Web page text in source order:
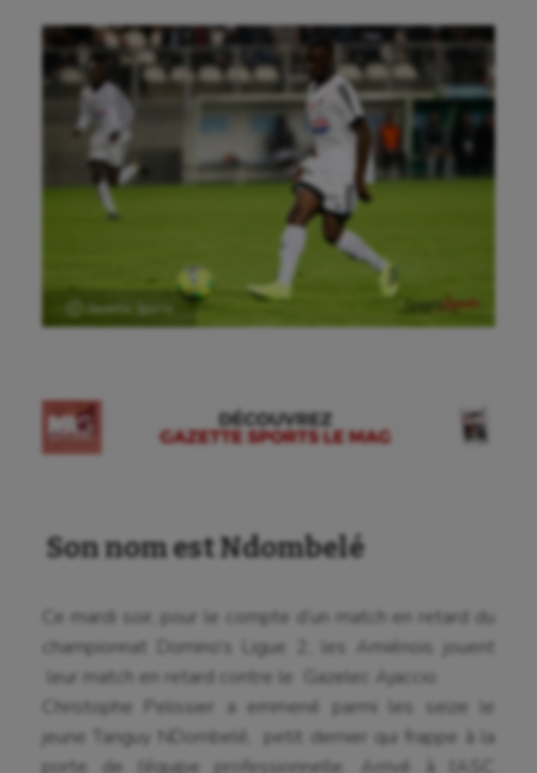
Ⓒ Gazette Sports
Son nom est Ndombelé
Ce mardi soir, pour le compte d’un match en retard du
championnat Domino’s Ligue 2, les Amiénois jouent
leur match en retard contre le Gazelec Ajaccio.
Christophe Pelissier a emmené parmi les seize le
jeune Tanguy NDombelé, petit dernier qui frappe à la
porte de l’équipe professionnelle. Arrivé à l’ASC